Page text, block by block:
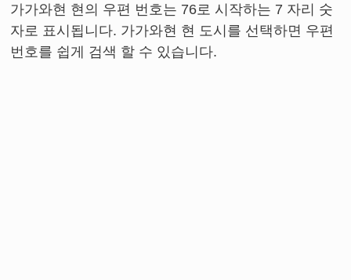
가가와현 현의 우편 번호는 76로 시작하는 7 자리 숫
자로 표시됩니다. 가가와현 현 도시를 선택하면 우편
번호를 쉽게 검색 할 수 있습니다.